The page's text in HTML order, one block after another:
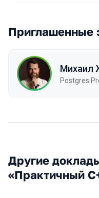
Приглашенные
Михаил
Postgres
Другие
«Практичный